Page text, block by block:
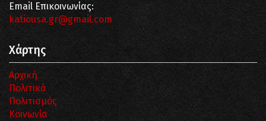
Email Επικοινωνίας:
katiousa.gr@gmail.com
Χάρτης
Αρχική
Πολιτικά
Πολιτισμός
Κοινωνία